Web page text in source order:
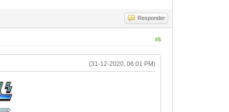
Responder
#5
(31-12-2020, 06:01 PM)